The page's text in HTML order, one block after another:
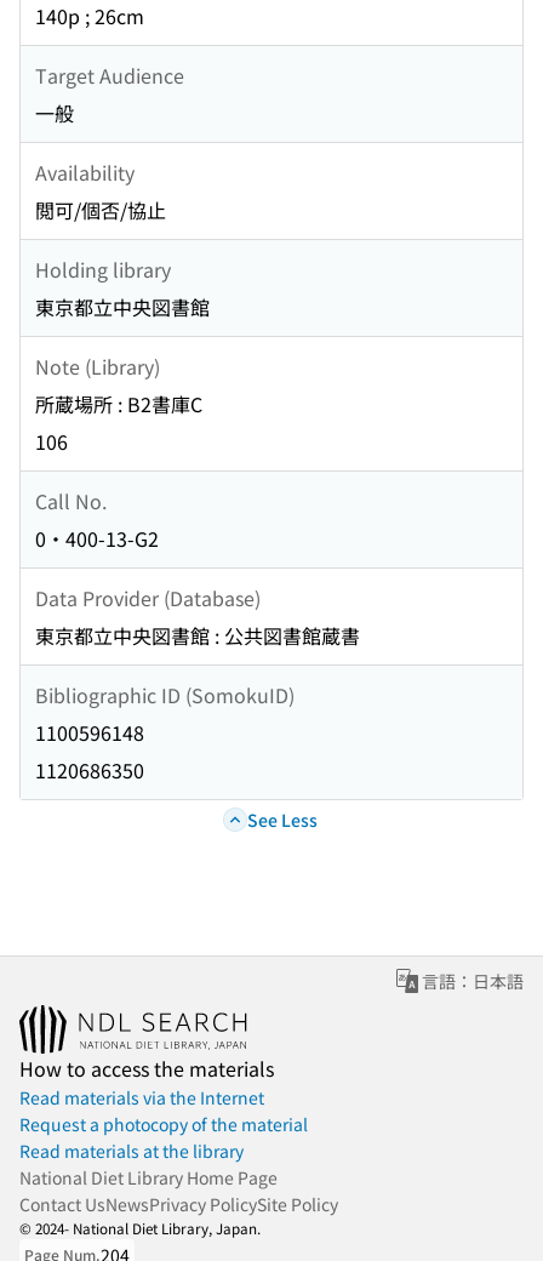
140p ; 26cm
Target Audience
一般
Availability
閲可/個否/協止
Holding library
東京都立中央図書館
Note (Library)
所蔵場所 : B2書庫C
106
Call No.
0・400-13-G2
Data Provider (Database)
東京都立中央図書館 : 公共図書館蔵書
Bibliographic ID (SomokuID)
1100596148
1120686350
See Less
言語：日本語
How to access the materials
Read materials via the Internet
Request a photocopy of the material
Read materials at the library
National Diet Library Home Page
Contact UsNewsPrivacy PolicySite Policy
© 2024- National Diet Library, Japan.
Page Num.204